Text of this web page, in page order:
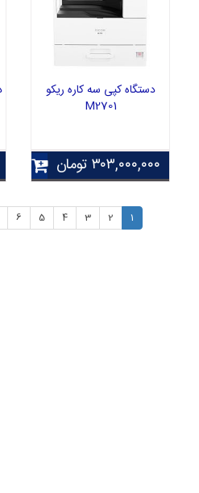
دستگاه کپی سه کاره ریکو
M2701
۳۰۳,۰۰۰,۰۰۰ تومان
1
2
3
4
5
6